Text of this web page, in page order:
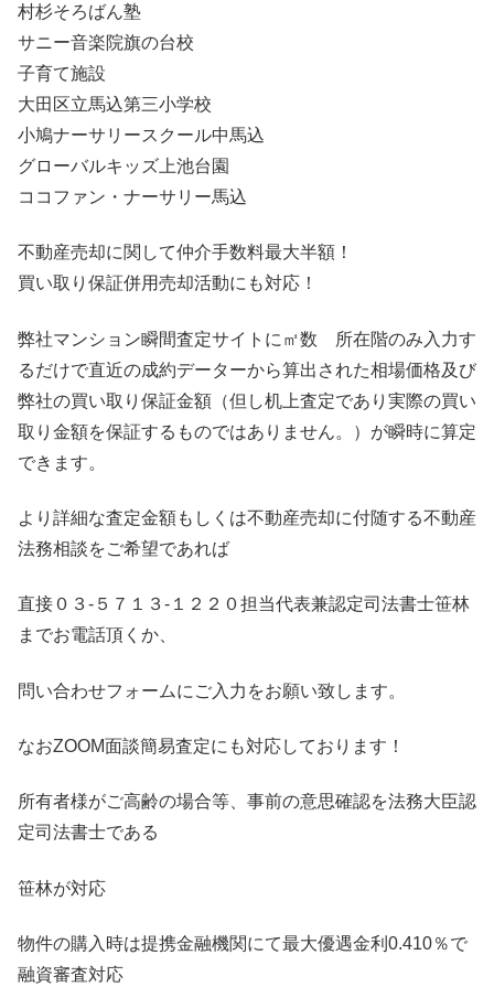
村杉そろばん塾
サニー音楽院旗の台校
子育て施設
大田区立馬込第三小学校
小鳩ナーサリースクール中馬込
グローバルキッズ上池台園
ココファン・ナーサリー馬込
不動産売却に関して仲介手数料最大半額！
買い取り保証併用売却活動にも対応！
弊社マンション瞬間査定サイトに㎡数 所在階のみ入力す
るだけで直近の成約データーから算出された相場価格及び
弊社の買い取り保証金額（但し机上査定であり実際の買い
取り金額を保証するものではありません。）が瞬時に算定
できます。
より詳細な査定金額もしくは不動産売却に付随する不動産
法務相談をご希望であれば
直接０３-５７１３-１２２０担当代表兼認定司法書士笹林
までお電話頂くか、
問い合わせフォームにご入力をお願い致します。
なおZOOM面談簡易査定にも対応しております！
所有者様がご高齢の場合等、事前の意思確認を法務大臣認
定司法書士である
笹林が対応
物件の購入時は提携金融機関にて最大優遇金利0.410％で
融資審査対応